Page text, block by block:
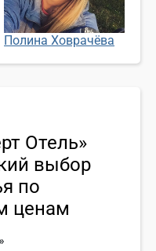
Полина Ховрачёва
Отель»
выбор
по
ценам